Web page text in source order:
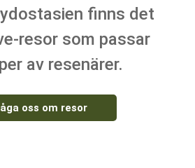
finns det
resor som passar
av resenärer.
oss om resor